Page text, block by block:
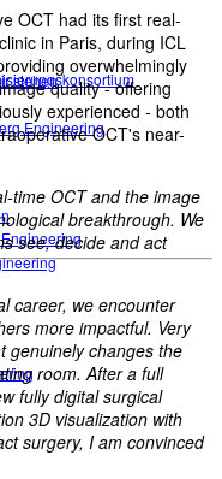
stehen
Engineering
OCT had its first real-
in Paris, during ICL
overwhelmingly
quality - offering
experienced - both
OCT's near-
time OCT and the image
breakthrough. We
see, decide and act
career, we encounter
more impactful. Very
genuinely changes the
room. After a full
fully digital surgical
3D visualization with
surgery, I am convinced